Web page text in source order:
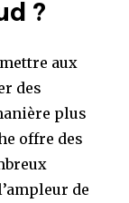
?
aux
des
plus
offre des
de